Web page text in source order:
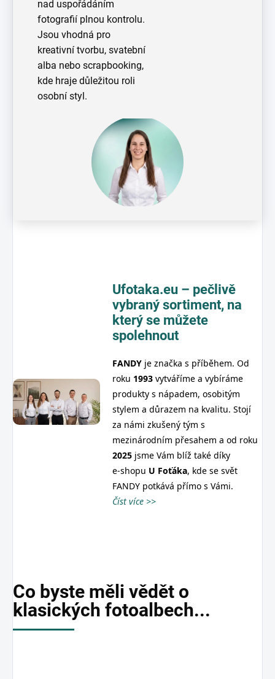
nad uspořádáním
fotografií plnou kontrolu.
Jsou vhodná pro
kreativní tvorbu, svatební
alba nebo scrapbooking,
kde hraje důležitou roli
osobní styl.
Ufotaka.eu – pečlivě
vybraný sortiment, na
který se můžete
spolehnout
FANDY je značka s příběhem. Od
roku 1993 vytváříme a vybíráme
produkty s nápadem, osobitým
stylem a důrazem na kvalitu. Stojí
za námi zkušený tým s
mezinárodním přesahem a od roku
2025 jsme Vám blíž také díky
e‑shopu U Foťáka, kde se svět
FANDY potkává přímo s Vámi.
Číst více >>
Co byste měli vědět o
klasických fotoalbech...